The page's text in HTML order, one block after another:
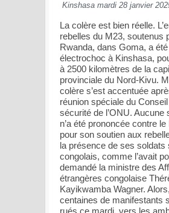
Kinshasa mardi 28 janvier
La colère est bien réelle.
rebelles du M23, soutenus
Rwanda, dans Goma, a
électrochoc à Kinshasa,
à 2500 kilomètres de la
provinciale du Nord-Kivu.
colère s’est accentuée
réunion spéciale du
sécurité de l’ONU. Aucune
n’a été prononcée contre
pour son soutien aux
la présence de ses soldats
congolais, comme l’avait
demandé la ministre des
étrangères congolaise
Kayikwamba Wagner.
centaines de manifestants